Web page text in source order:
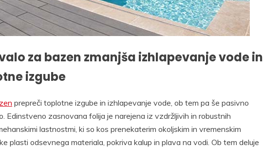
za bazen zmanjša izhlapevanje vode in
izgube
prepreči toplotne izgube in izhlapevanje vode, ob tem pa še pasivno
Edinstveno zasnovana folija je narejena iz vzdržljivih in robustnih
lastnostmi, ki so kos prenekaterim okoljskim in vremenskim
plasti odsevnega materiala, pokriva kalup in plava na vodi. Ob tem deluje